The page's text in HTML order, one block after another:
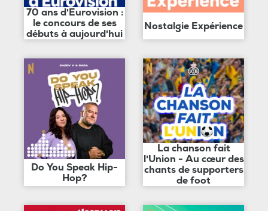
70 ans d'Eurovision :
le concours de ses
débuts à aujourd'hui
Nostalgie Expérience
Do You Speak Hip-
Hop?
La chanson fait
l'Union - Au cœur des
chants de supporters
de foot